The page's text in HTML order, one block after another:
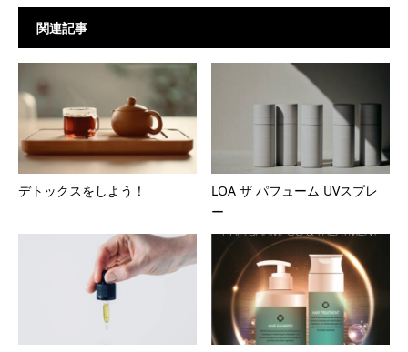
関連記事
デトックスをしよう！
LOA ザ パフューム UVスプレ
ー